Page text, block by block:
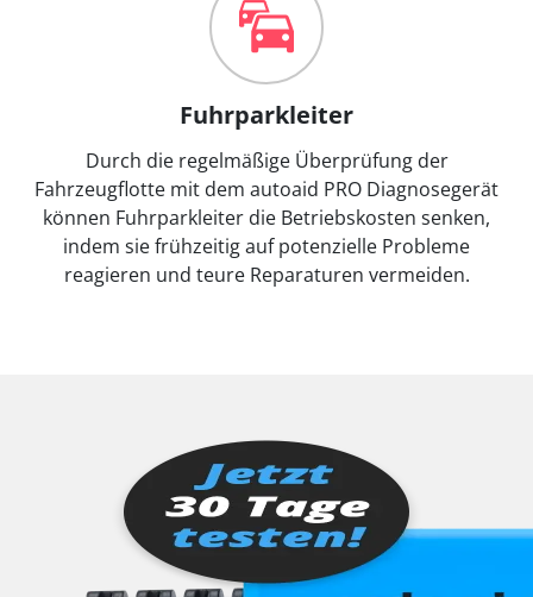
Fuhrparkleiter
Durch die regelmäßige Überprüfung der
Fahrzeugflotte mit dem autoaid PRO Diagnosegerät
können Fuhrparkleiter die Betriebskosten senken,
indem sie frühzeitig auf potenzielle Probleme
reagieren und teure Reparaturen vermeiden.